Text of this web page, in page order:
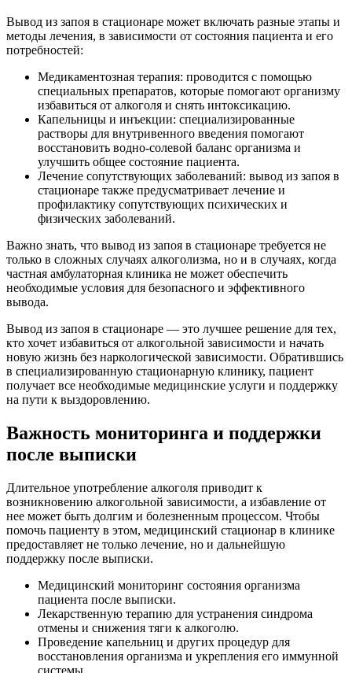
Вывод из запоя в стационаре может включать разные этапы и
методы лечения, в зависимости от состояния пациента и его
потребностей:
Медикаментозная терапия: проводится с помощью
специальных препаратов, которые помогают организму
избавиться от алкоголя и снять интоксикацию.
Капельницы и инъекции: специализированные
растворы для внутривенного введения помогают
восстановить водно-солевой баланс организма и
улучшить общее состояние пациента.
Лечение сопутствующих заболеваний: вывод из запоя в
стационаре также предусматривает лечение и
профилактику сопутствующих психических и
физических заболеваний.
Важно знать, что вывод из запоя в стационаре требуется не
только в сложных случаях алкоголизма, но и в случаях, когда
частная амбулаторная клиника не может обеспечить
необходимые условия для безопасного и эффективного
вывода.
Вывод из запоя в стационаре — это лучшее решение для тех,
кто хочет избавиться от алкогольной зависимости и начать
новую жизнь без наркологической зависимости. Обратившись
в специализированную стационарную клинику, пациент
получает все необходимые медицинские услуги и поддержку
на пути к выздоровлению.
Важность мониторинга и поддержки
после выписки
Длительное употребление алкоголя приводит к
возникновению алкогольной зависимости, а избавление от
нее может быть долгим и болезненным процессом. Чтобы
помочь пациенту в этом, медицинский стационар в клинике
предоставляет не только лечение, но и дальнейшую
поддержку после выписки.
Медицинский мониторинг состояния организма
пациента после выписки.
Лекарственную терапию для устранения синдрома
отмены и снижения тяги к алкоголю.
Проведение капельниц и других процедур для
восстановления организма и укрепления его иммунной